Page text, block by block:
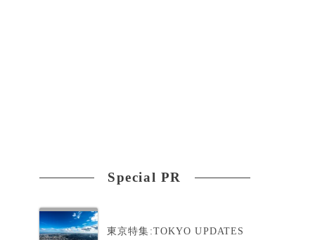
Special PR
東京特集:TOKYO UPDATES